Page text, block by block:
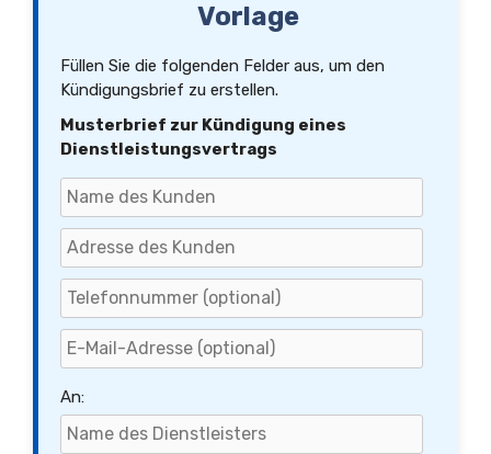
Vorlage
Füllen Sie die folgenden Felder aus, um den
Kündigungsbrief zu erstellen.
Musterbrief zur Kündigung eines
Dienstleistungsvertrags
An: